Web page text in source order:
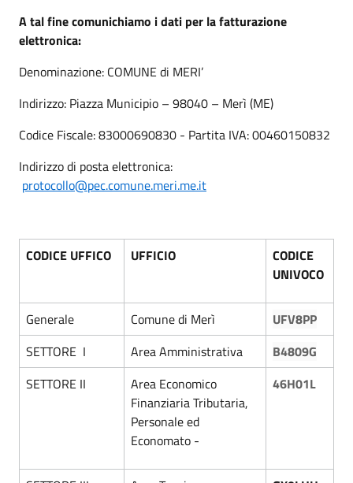
A tal fine comunichiamo i dati per la fatturazione
elettronica:
Denominazione: COMUNE di MERI’
Indirizzo: Piazza Municipio – 98040 – Merì (ME)
Codice Fiscale: 83000690830 - Partita IVA: 00460150832
Indirizzo di posta elettronica:
protocollo@pec.comune.meri.me.it
CODICE UFFICO UFFICIO
CODICE
UNIVOCO
Generale Comune di Merì
UFV8PP
SETTORE I
Area Amministrativa
B4809G
SETTORE II
Area Economico
Finanziaria Tributaria,
Personale ed
Economato -
46H01L